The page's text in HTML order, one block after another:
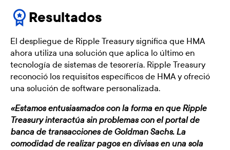
Resultados
El despliegue de Ripple Treasury significa que HMA
ahora utiliza una solución que aplica lo último en
tecnología de sistemas de tesorería. Ripple Treasury
reconoció los requisitos específicos de HMA y ofreció
una solución de software personalizada.
«Estamos entusiasmados con la forma en que Ripple
Treasury interactúa sin problemas con el portal de
banca de transacciones de Goldman Sachs. La
comodidad de realizar pagos en divisas en una sola